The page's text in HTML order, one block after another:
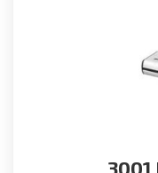
3001